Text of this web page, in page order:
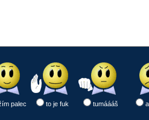
palec to je fuk tumáááš